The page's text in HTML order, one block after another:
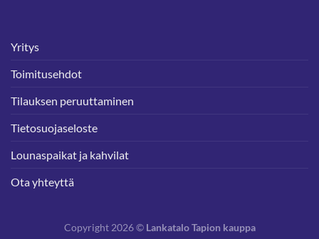
Yritys
Toimitusehdot
Tilauksen peruuttaminen
Tietosuojaseloste
Lounaspaikat ja kahvilat
Ota yhteyttä
Copyright 2026 © Lankatalo Tapion kauppa